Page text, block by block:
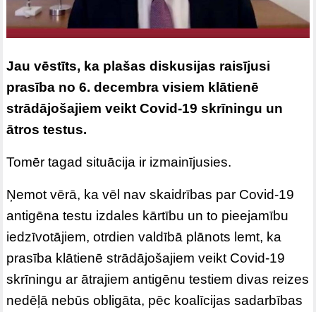
Jau vēstīts, ka plašas diskusijas raisījusi
prasība no 6. decembra visiem klātienē
strādājošajiem veikt Covid-19 skrīningu un
ātros testus.
Tomēr tagad situācija ir izmainījusies.
Ņemot vērā, ka vēl nav skaidrības par Covid-19
antigēna testu izdales kārtību un to pieejamību
iedzīvotājiem, otrdien valdībā plānots lemt, ka
prasība klātienē strādājošajiem veikt Covid-19
skrīningu ar ātrajiem antigēnu testiem divas reizes
nedēļā nebūs obligāta, pēc koalīcijas sadarbības